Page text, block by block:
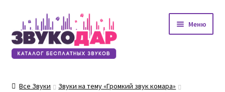
Перейти
к
навигации
Перейти
к
содержимому
Меню
Все Звуки
Звуки на тему «Громкий звук комара»